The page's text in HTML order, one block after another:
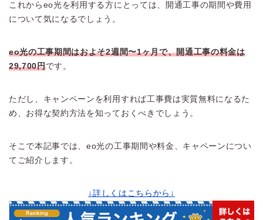
これからeo光を利用する方にとっては、開通工事の期間や費用
について気になるでしょう。
eo光の工事期間はおよそ2週間〜1ヶ月で、開通工事の料金は
29,700円です。
ただし、キャンペーンを利用すれば工事費は実質無料になるた
め、お得な契約方法を知っておくべきでしょう。
そこで本記事では、eo光の工事期間や料金、キャペーンについ
てご紹介します。
↓詳しくはこちらから↓